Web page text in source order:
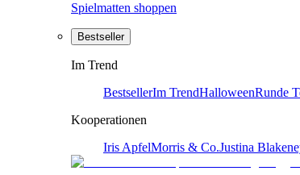
Spielmatten shoppen
Bestseller
Im Trend
BestsellerIm TrendHalloweenRunde
Kooperationen
Iris ApfelMorris & Co.Justina